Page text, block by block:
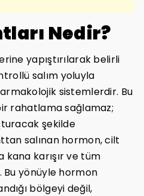
Nedir?
yapıştırılarak belirli
salım yoluyla
sistemlerdir. Bu
rahatlama sağlamaz;
şekilde
salınan hormon, cilt
karışır ve tüm
yönüyle hormon
bölgeyi değil,